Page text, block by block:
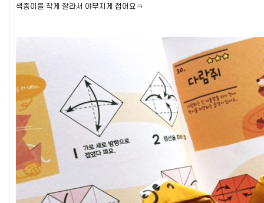
색종이를 작게 잘라서 야무지게 접어요ㅋ